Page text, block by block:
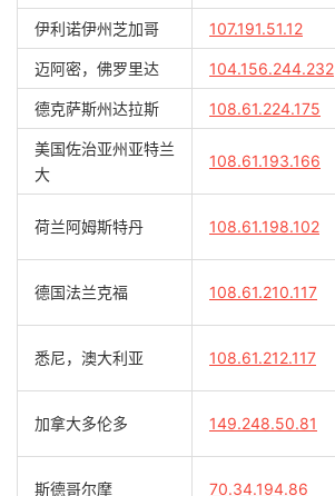
伊利诺伊州芝加哥 107.191.51.12
迈阿密，佛罗里达 104.156.244.232
德克萨斯州达拉斯 108.61.224.175
美国佐治亚州亚特兰
大
108.61.193.166
荷兰阿姆斯特丹 108.61.198.102
德国法兰克福 108.61.210.117
悉尼，澳大利亚 108.61.212.117
加拿大多伦多 149.248.50.81
斯德哥尔摩 70.34.194.86